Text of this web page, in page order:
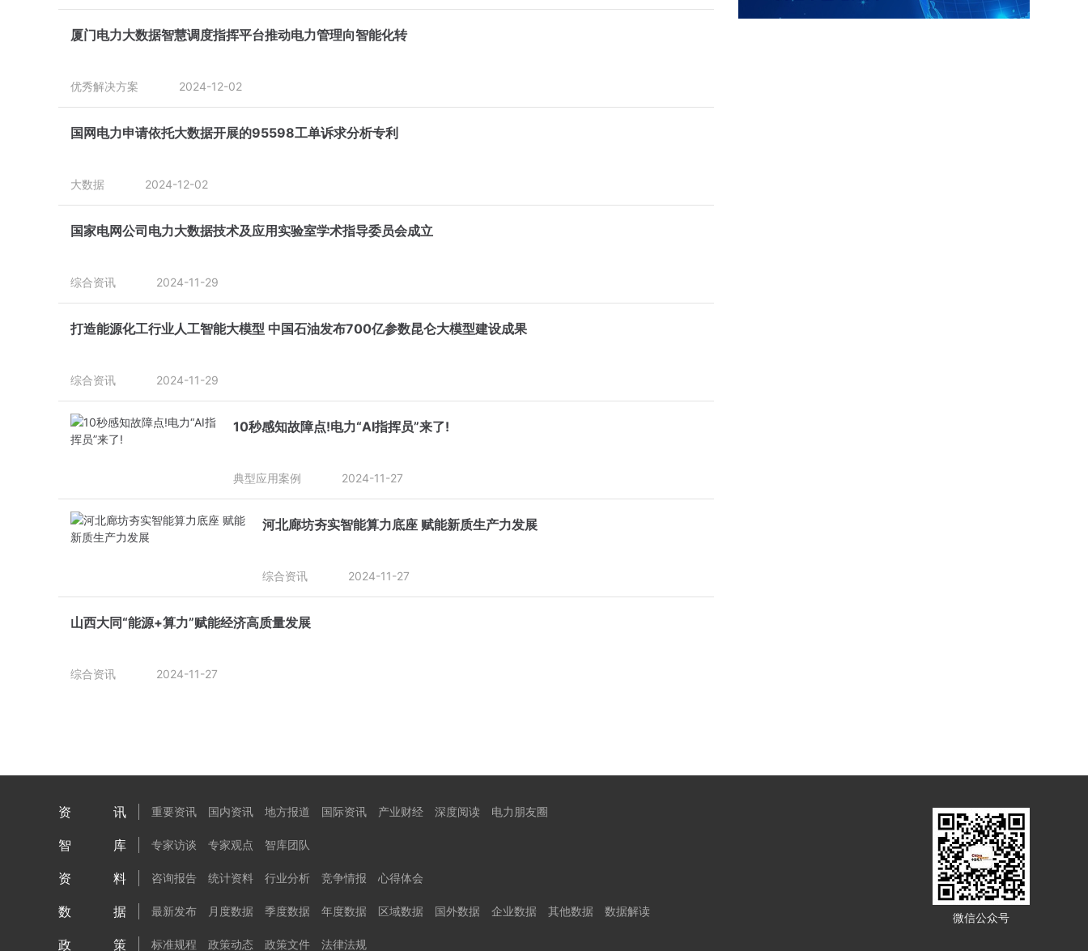
厦门电力大数据智慧调度指挥平台推动电力管理向智能化转
优秀解决方案 2024-12-02
国网电力申请依托大数据开展的95598工单诉求分析专利
大数据 2024-12-02
国家电网公司电力大数据技术及应用实验室学术指导委员会成立
综合资讯 2024-11-29
打造能源化工行业人工智能大模型 中国石油发布700亿参数昆仑大模型建设成果
综合资讯 2024-11-29
10秒感知故障点!电力“AI指挥员”来了!
典型应用案例 2024-11-27
河北廊坊夯实智能算力底座 赋能新质生产力发展
综合资讯 2024-11-27
山西大同“能源+算力”赋能经济高质量发展
综合资讯 2024-11-27
微信公众号
资讯 重要资讯 国内资讯 地方报道 国际资讯 产业财经 深度阅读 电力朋友圈
智库 专家访谈 专家观点 智库团队
资料 咨询报告 统计资料 行业分析 竞争情报 心得体会
数据 最新发布 月度数据 季度数据 年度数据 区域数据 国外数据 企业数据 其他数据 数据解读
政策 标准规程 政策动态 政策文件 法律法规